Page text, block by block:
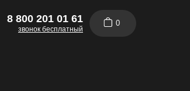
звонок бесплатный
8 800 201 01 61 0